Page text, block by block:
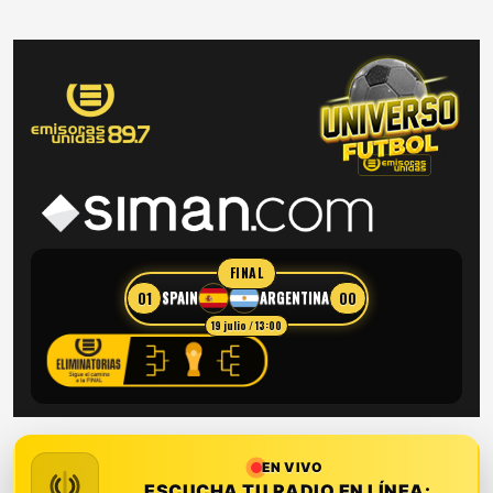
FINAL
01 SPAIN ARGENTINA 00
19 julio / 13:00
EN VIVO